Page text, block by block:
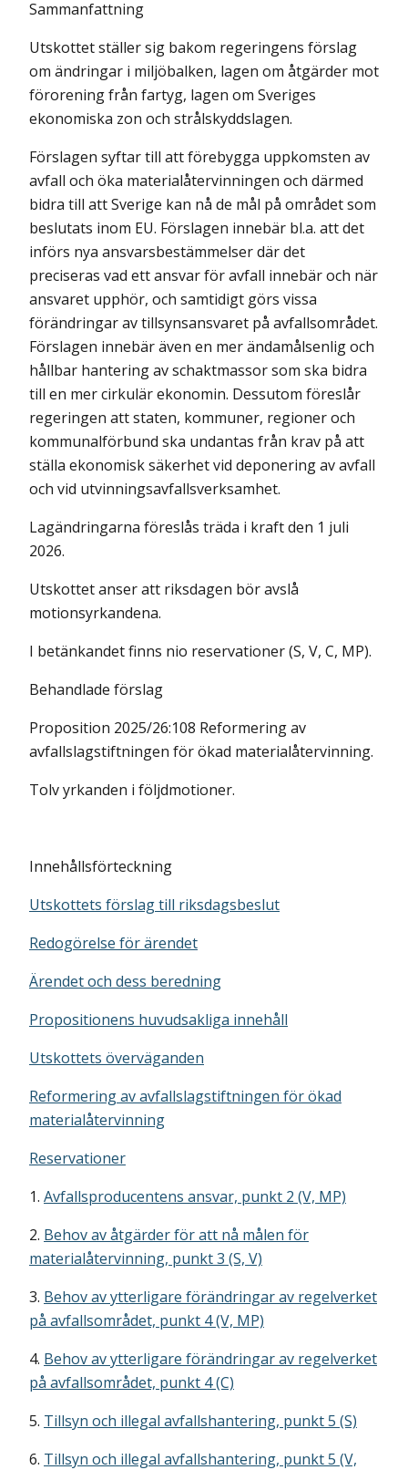
Sammanfattning
Utskottet ställer sig bakom regeringens förslag
om ändringar i miljöbalken, lagen om åtgärder mot
förorening från fartyg, lagen om Sveriges
ekonomiska zon och strålskyddslagen.
Förslagen syftar till att förebygga uppkomsten av
avfall och öka material­återvinningen och därmed
bidra till att Sverige kan nå de mål på området som
beslutats inom EU. Förslagen innebär bl.a. att det
införs nya ansvars­be­stämmelser där det
preciseras vad ett ansvar för avfall innebär och när
ansvaret upphör, och samtidigt görs vissa
förändringar av tillsynsansvaret på avfalls­området.
Förslagen innebär även en mer ändamålsenlig och
hållbar hantering av schaktmassor som ska bidra
till en mer cirkulär ekonomin. Dessutom föreslår
regeringen att staten, kommuner, regioner och
kommunalförbund ska undantas från krav på att
ställa ekonomisk säkerhet vid deponering av avfall
och vid utvinningsavfalls­verksamhet.
Lagändringarna föreslås träda i kraft den 1 juli
2026.
Utskottet anser att riksdagen bör avslå
motionsyrkandena.
I betänkandet finns nio reservationer (S, V, C, MP).
Behandlade förslag
Proposition 2025/26:108 Reformering av
avfallslagstiftningen för ökad materialåtervinning.
Tolv yrkanden i följdmotioner.
Innehållsförteckning
Utskottets förslag till riksdagsbeslut
Redogörelse för ärendet
Ärendet och dess beredning
Propositionens huvudsakliga innehåll
Utskottets överväganden
Reformering av avfallslagstiftningen för ökad
materialåtervinning
Reservationer
1. Avfallsproducentens ansvar, punkt 2 (V, MP)
2. Behov av åtgärder för att nå målen för
materialåtervinning, punkt 3 (S, V)
3. Behov av ytterligare förändringar av regelverket
på avfallsområdet, punkt 4 (V, MP)
4. Behov av ytterligare förändringar av regelverket
på avfallsområdet, punkt 4 (C)
5. Tillsyn och illegal avfallshantering, punkt 5 (S)
6. Tillsyn och illegal avfallshantering, punkt 5 (V,